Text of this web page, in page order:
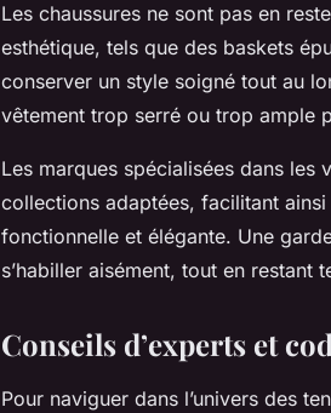
Les chaussures ne sont pas en
esthétique, tels que des baskets
conserver un style soigné tout au
vêtement trop serré ou trop ample
Les marques spécialisées dans
collections adaptées, facilitant
fonctionnelle et élégante. Une
s’habiller aisément, tout en restant
Conseils d’experts et
Pour naviguer dans l’univers des